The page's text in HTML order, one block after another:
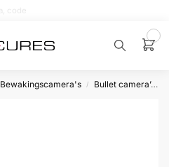
Bewakingscamera's / Bullet camera’s